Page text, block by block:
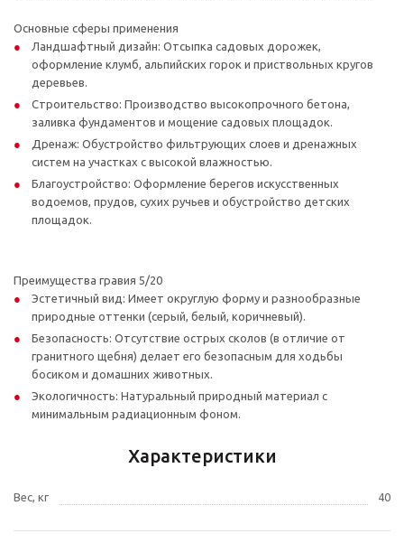
Основные сферы применения
Ландшафтный дизайн: Отсыпка садовых дорожек,
оформление клумб, альпийских горок и приствольных кругов
деревьев.
Строительство: Производство высокопрочного бетона,
заливка фундаментов и мощение садовых площадок.
Дренаж: Обустройство фильтрующих слоев и дренажных
систем на участках с высокой влажностью.
Благоустройство: Оформление берегов искусственных
водоемов, прудов, сухих ручьев и обустройство детских
площадок.
Преимущества гравия 5/20
Эстетичный вид: Имеет округлую форму и разнообразные
природные оттенки (серый, белый, коричневый).
Безопасность: Отсутствие острых сколов (в отличие от
гранитного щебня) делает его безопасным для ходьбы
босиком и домашних животных.
Экологичность: Натуральный природный материал с
минимальным радиационным фоном.
Характеристики
Вес, кг 40